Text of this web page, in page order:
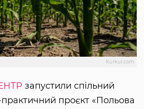
Kurkul.com
запустили спільний
проєкт «Польова